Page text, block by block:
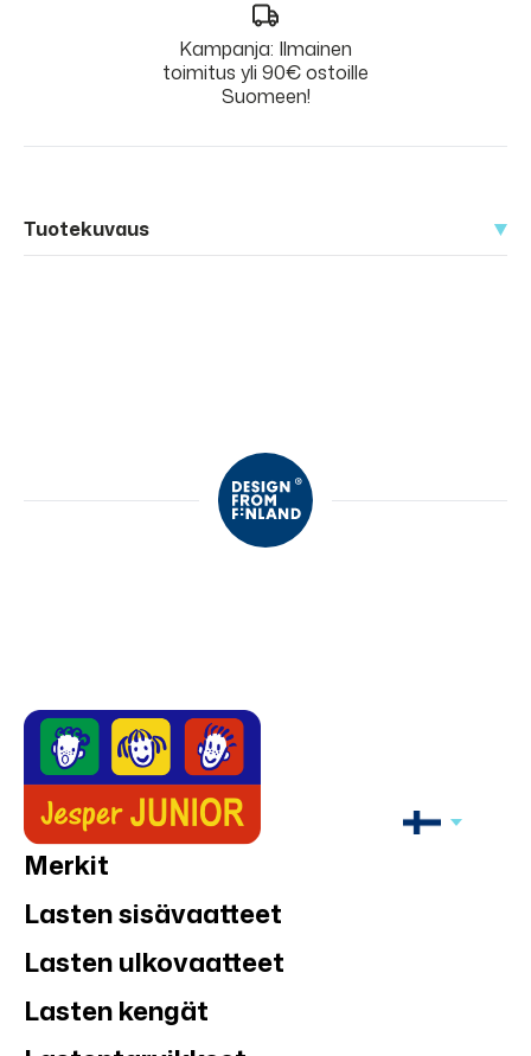
Kampanja: Ilmainen
toimitus yli 90€ ostoille
Suomeen!
Tuotekuvaus
Merkit
Lasten sisävaatteet
Lasten ulkovaatteet
Lasten kengät